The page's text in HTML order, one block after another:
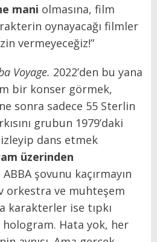
mani olmasına, film
oynayacağı filmler
vermeyeceğiz!”
Voyage. 2022’den bu yana
bir konser görmek,
sonra sadece 55 Sterlin
grubun 1979’daki
dans etmek
üzerinden
ABBA şovunu kaçırmayın
orkestra ve muhteşem
karakterler ise tıpkı
Hata yok, her